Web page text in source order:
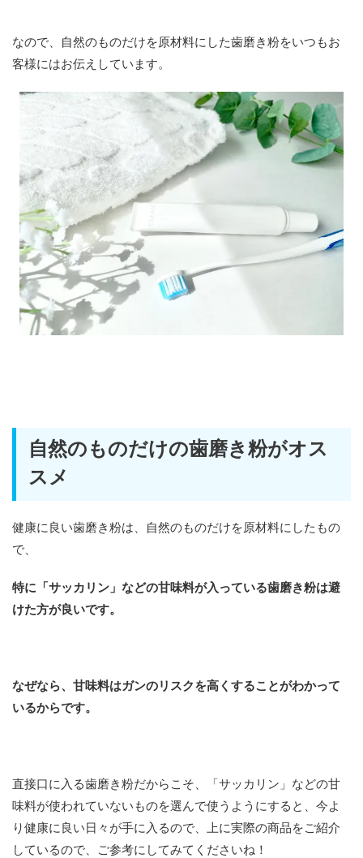
なので、自然のものだけを原材料にした歯磨き粉をいつもお
客様にはお伝えしています。
自然のものだけの歯磨き粉がオス
スメ
健康に良い歯磨き粉は、自然のものだけを原材料にしたもの
で、
特に「サッカリン」などの甘味料が入っている歯磨き粉は避
けた方が良いです。
なぜなら、甘味料はガンのリスクを高くすることがわかって
いるからです。
直接口に入る歯磨き粉だからこそ、「サッカリン」などの甘
味料が使われていないものを選んで使うようにすると、今よ
り健康に良い日々が手に入るので、上に実際の商品をご紹介
しているので、ご参考にしてみてくださいね！